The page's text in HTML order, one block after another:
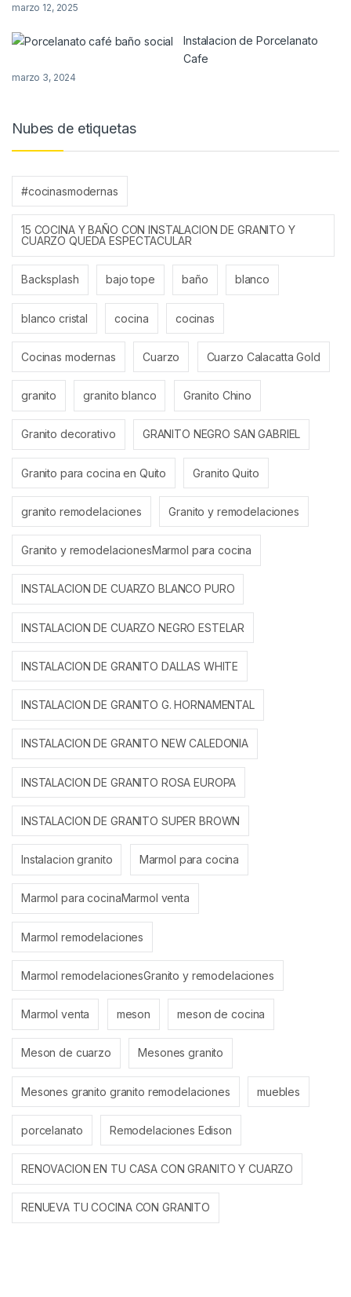
marzo 12, 2025
Instalacion de Porcelanato
Cafe
marzo 3, 2024
Nubes de etiquetas
#cocinasmodernas
15 COCINA Y BAÑO CON INSTALACION DE GRANITO Y
CUARZO QUEDA ESPECTACULAR
Backsplash bajo tope baño blanco
blanco cristal cocina cocinas
Cocinas modernas Cuarzo Cuarzo Calacatta Gold
granito granito blanco Granito Chino
Granito decorativo GRANITO NEGRO SAN GABRIEL
Granito para cocina en Quito Granito Quito
granito remodelaciones Granito y remodelaciones
Granito y remodelacionesMarmol para cocina
INSTALACION DE CUARZO BLANCO PURO
INSTALACION DE CUARZO NEGRO ESTELAR
INSTALACION DE GRANITO DALLAS WHITE
INSTALACION DE GRANITO G. HORNAMENTAL
INSTALACION DE GRANITO NEW CALEDONIA
INSTALACION DE GRANITO ROSA EUROPA
INSTALACION DE GRANITO SUPER BROWN
Instalacion granito Marmol para cocina
Marmol para cocinaMarmol venta
Marmol remodelaciones
Marmol remodelacionesGranito y remodelaciones
Marmol venta meson meson de cocina
Meson de cuarzo Mesones granito
Mesones granito granito remodelaciones muebles
porcelanato Remodelaciones Edison
RENOVACION EN TU CASA CON GRANITO Y CUARZO
RENUEVA TU COCINA CON GRANITO